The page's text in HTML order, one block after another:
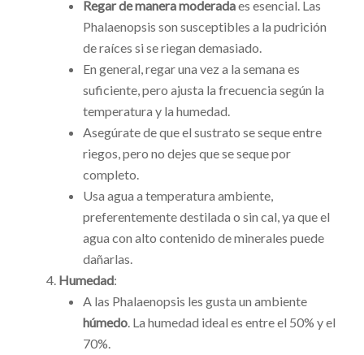
Regar de manera moderadaes esencial. Las
Phalaenopsis son susceptibles a la pudrición
de raíces si se riegan demasiado.
En general, regar una vez a la semana es
suficiente, pero ajusta la frecuencia según la
temperatura y la humedad.
Asegúrate de que el sustrato se seque entre
riegos, pero no dejes que se seque por
completo.
Usa agua a temperatura ambiente,
preferentemente destilada o sin cal, ya que el
agua con alto contenido de minerales puede
dañarlas.
Humedad:
A las Phalaenopsis les gusta un ambiente
húmedo. La humedad ideal es entre el 50% y el
70%.